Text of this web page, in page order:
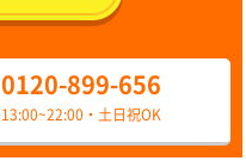
0120-899-656
13:00~22:00・土日祝OK